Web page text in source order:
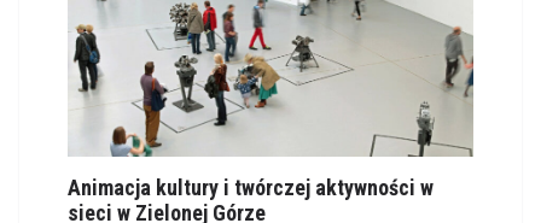
Animacja kultury i twórczej aktywności w
sieci w Zielonej Górze